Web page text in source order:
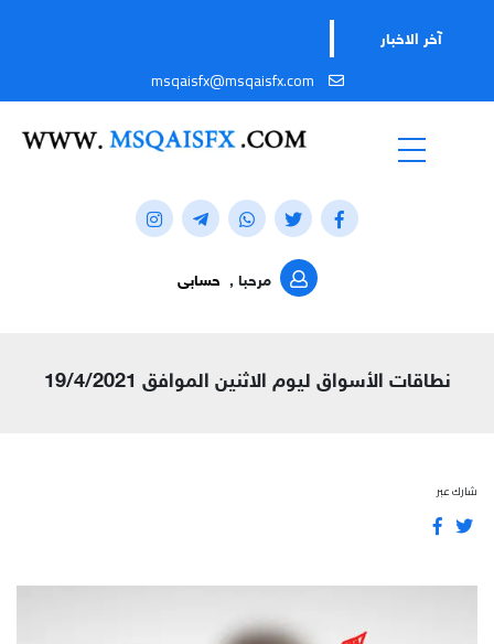
آخر الاخبار
msqaisfx@msqaisfx.com
مرحبا , حسابى
نطاقات الأسواق ليوم الاثنين الموافق 19/4/2021
شارك عبر